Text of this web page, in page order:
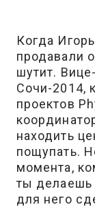
Когда
продавали
шутит.
Сочи-2014,
проектов
находить
пощупать.
момента,
ты делаешь
для него